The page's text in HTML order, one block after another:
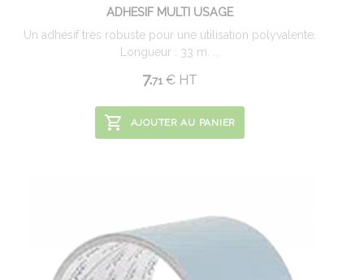
ADHESIF MULTI USAGE
Un adhésif très robuste pour une utilisation polyvalente.
Longueur : 33 m. ...
7.71 € HT
AJOUTER AU PANIER